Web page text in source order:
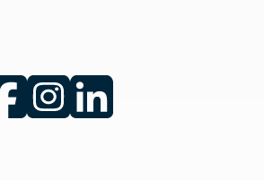
InstagramLinkedIn